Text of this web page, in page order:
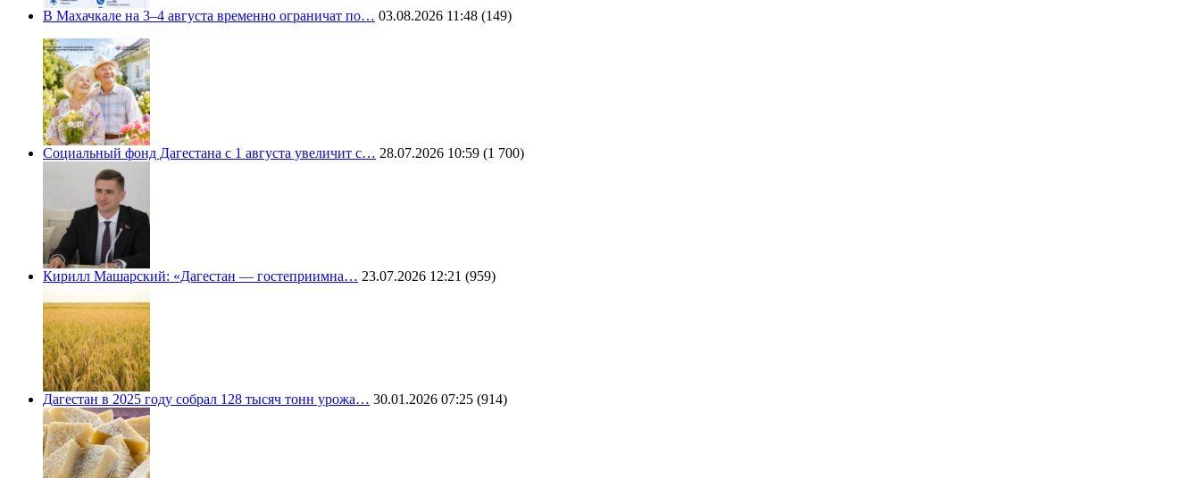
В Махачкале на 3–4 августа временно ограничат по… 03.08.2026 11:48 (149)
Социальный фонд Дагестана с 1 августа увеличит с… 28.07.2026 10:59 (1 700)
Кирилл Машарский: «Дагестан — гостеприимна… 23.07.2026 12:21 (959)
Дагестан в 2025 году собрал 128 тысяч тонн урожа… 30.01.2026 07:25 (914)